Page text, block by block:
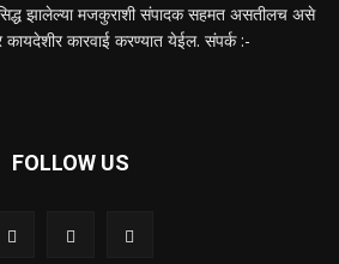
झालेल्या मजकुराशी संपादक सहमत असतीलच असे
कायदेशीर कारवाई करण्यात येईल. संपर्क :-
FOLLOW US